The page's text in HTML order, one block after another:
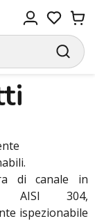
di canale in
AISI 304,
ispezionabile